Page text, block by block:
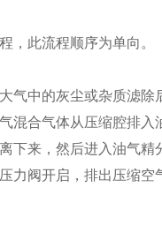
，此流程顺序为单向。
气中的灰尘或杂质滤
混合气体从压缩腔排
下来，然后进入油气
力阀开启，排出压缩